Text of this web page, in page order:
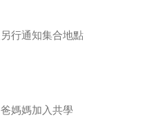
行通知集合地點
媽媽加入共學